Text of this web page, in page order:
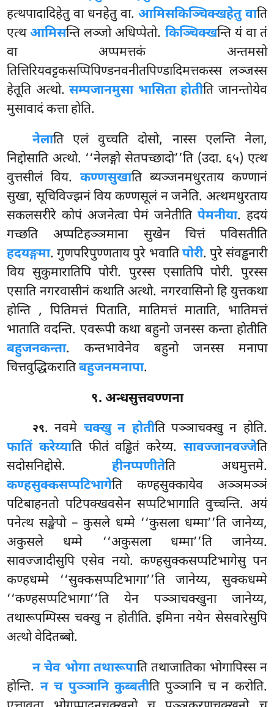
हत्थपादादिहेतु वा धनहेतु वा. आमिसकिञ्चिक्खहेतु वाति
एत्थआमिसन्ति लञ्जो अधिप्पेतो. किञ्चिक्खन्ति यं वा तं
वा अप्पमत्तकं अन्तमसो
तित्तिरियवट्टकसप्पिपिण्डनवनीतपिण्डादिमत्तकस्स लञ्जस्स
हेतूति अत्थो.सम्पजानमुसा भासिता होतीति जानन्तोयेव
मुसावादं कत्ता होति.
नेलातिएलं वुच्चति दोसो, नास्स एलन्ति नेला,
निद्दोसाति अत्थो. ‘‘नेलङ्गो सेतपच्छादो’’ति (उदा. ६५) एत्थ
वुत्तसीलं विय. कण्णसुखाति ब्यञ्जनमधुरताय कण्णानं
सुखा, सूचिविज्झनं विय कण्णसूलं न जनेति. अत्थमधुरताय
सकलसरीरे कोपं अजनेत्वा पेमं जनेतीति पेमनीया. हदयं
गच्छति अप्पटिहञ्ञमाना सुखेन चित्तं पविसतीति
हदयङ्गमा. गुणपरिपुण्णताय पुरे भवातिपोरी. पुरे संवड्ढनारी
विय सुकुमारातिपि पोरी. पुरस्स एसातिपि पोरी. पुरस्स
एसाति नगरवासीनं कथाति अत्थो. नगरवासिनोहि युत्तकथा
होन्ति , पितिमत्तं पिताति, मातिमत्तं माताति, भातिमत्तं
भाताति वदन्ति. एवरूपी कथा बहुनो जनस्स कन्ता होतीति
बहुजनकन्ता. कन्तभावेनेव बहुनो जनस्स मनापा
चित्तवुद्धिकरातिबहुजनमनापा.
९. अन्धसुत्तवण्णना
२९. नवमे चक्खु न होतीति पञ्ञाचक्खु न होति.
फातिं करेय्याति फीतं वड्ढितं करेय्य. सावज्जानवज्जेति
सदोसनिद्दोसे. हीनप्पणीतेति अधमुत्तमे.
कण्हसुक्कसप्पटिभागेति कण्हसुक्कायेव अञ्ञमञ्ञं
पटिबाहनतो पटिपक्खवसेन सप्पटिभागाति वुच्चन्ति. अयं
पनेत्थ सङ्खेपो – कुसले धम्मे ‘‘कुसला धम्मा’’ति जानेय्य,
अकुसले धम्मे ‘‘अकुसला धम्मा’’ति जानेय्य.
सावज्जादीसुपि एसेव नयो. कण्हसुक्कसप्पटिभागेसु पन
कण्हधम्मे ‘‘सुक्कसप्पटिभागा’’ति जानेय्य, सुक्कधम्मे
‘‘कण्हसप्पटिभागा’’ति येन पञ्ञाचक्खुना जानेय्य,
तथारूपम्पिस्स चक्खु न होतीति. इमिना नयेन सेसवारेसुपि
अत्थो वेदितब्बो.
न चेव भोगा तथारूपाति तथाजातिका भोगापिस्स न
होन्ति. न च पुञ्ञानि कुब्बतीति पुञ्ञानि च न करोति.